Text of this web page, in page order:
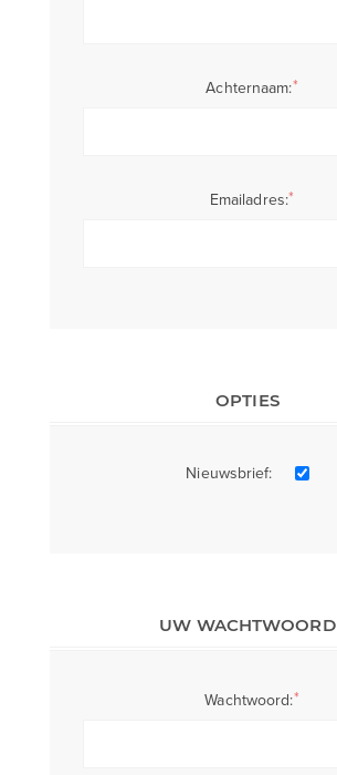
Achternaam:*
Emailadres:*
OPTIES
Nieuwsbrief:
UW WACHTWOORD
Wachtwoord:*